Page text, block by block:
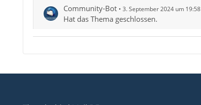
Community-Bot 3. September 2024 um 19:58
Hat das Thema geschlossen.